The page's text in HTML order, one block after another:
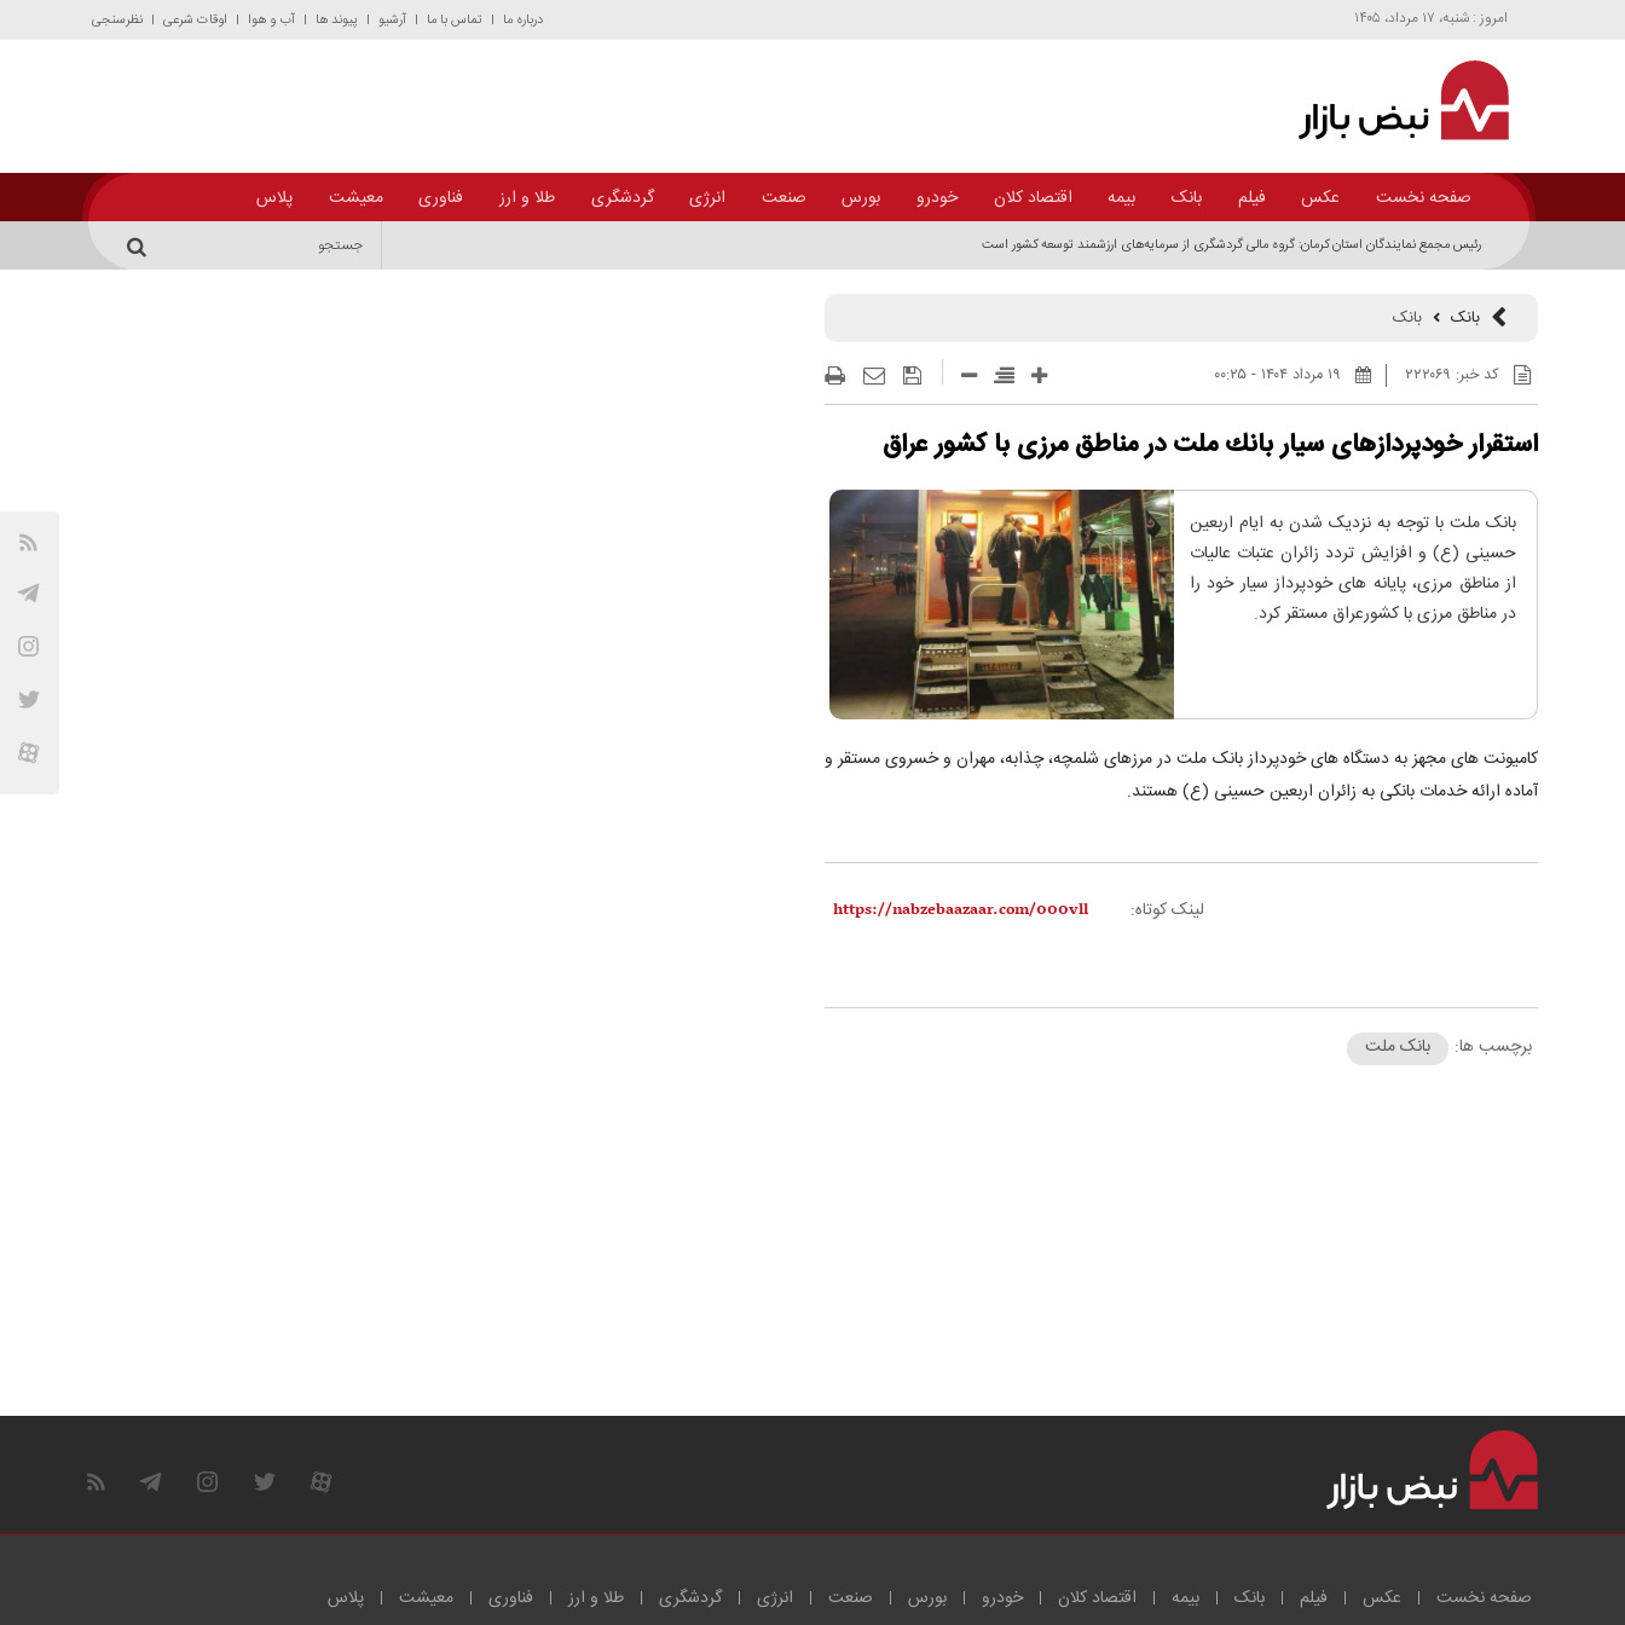
امروز : شنبه، ۱۷ مرداد، ۱۴۰۵ درباره ما تماس با ما آرشیو پیوند ها آب و هوا اوقات شرعی نظرسنجی
صفحه نخست عکس فیلم بانک بیمه اقتصاد کلان خودرو بورس صنعت انرژی گردشگری طلا و ارز فناوری معیشت پلاس
رئیس مجمع نمایندگان استان کرمان: گروه مالی گردشگری از سرمایه‌های ارزشمند توسعه کشور است
بانک بانک
کد خبر: ۲۲۲۰۶۹
استقرار خودپردازهای سیار بانك ملت در مناطق مرزی با كشور عراق
بانک ملت با توجه به نزدیک شدن به ایام اربعین
حسینی (ع) و افزایش تردد زائران عتبات عالیات
از مناطق مرزی، پایانه های خودپرداز سیار خود را
در مناطق مرزی با کشورعراق مستقر کرد.
کامیونت های مجهز به دستگاه های خودپرداز بانک ملت در مرزهای شلمچه، چذابه، مهران و خسروی مستقر و
آماده ارائه خدمات بانکی به زائران اربعین حسینی (ع) هستند.
لینک کوتاه:
برچسب ها: بانک ملت
صفحه نخست عکس فیلم بانک بیمه اقتصاد کلان خودرو بورس صنعت انرژی گردشگری طلا و ارز فناوری معیشت پلاس